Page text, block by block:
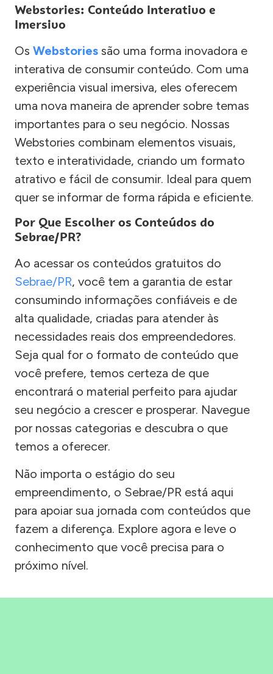
Webstories: Conteúdo Interativo e
Imersivo
Os Webstories são uma forma inovadora e
interativa de consumir conteúdo. Com uma
experiência visual imersiva, eles oferecem
uma nova maneira de aprender sobre temas
importantes para o seu negócio. Nossas
Webstories combinam elementos visuais,
texto e interatividade, criando um formato
atrativo e fácil de consumir. Ideal para quem
quer se informar de forma rápida e eficiente.
Por Que Escolher os Conteúdos do
Sebrae/PR?
Ao acessar os conteúdos gratuitos do
Sebrae/PR, você tem a garantia de estar
consumindo informações confiáveis e de
alta qualidade, criadas para atender às
necessidades reais dos empreendedores.
Seja qual for o formato de conteúdo que
você prefere, temos certeza de que
encontrará o material perfeito para ajudar
seu negócio a crescer e prosperar. Navegue
por nossas categorias e descubra o que
temos a oferecer.
Não importa o estágio do seu
empreendimento, o Sebrae/PR está aqui
para apoiar sua jornada com conteúdos que
fazem a diferença. Explore agora e leve o
conhecimento que você precisa para o
próximo nível.